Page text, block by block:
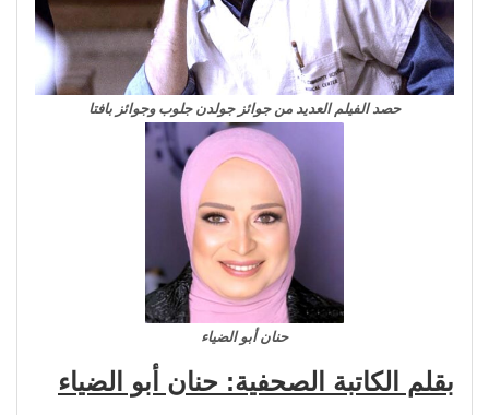
حصد الفيلم العديد من جوائز جولدن جلوب وجوائز بافتا
حنان أبو الضياء
بقلم الكاتبة الصحفية: حنان أبو الضياء